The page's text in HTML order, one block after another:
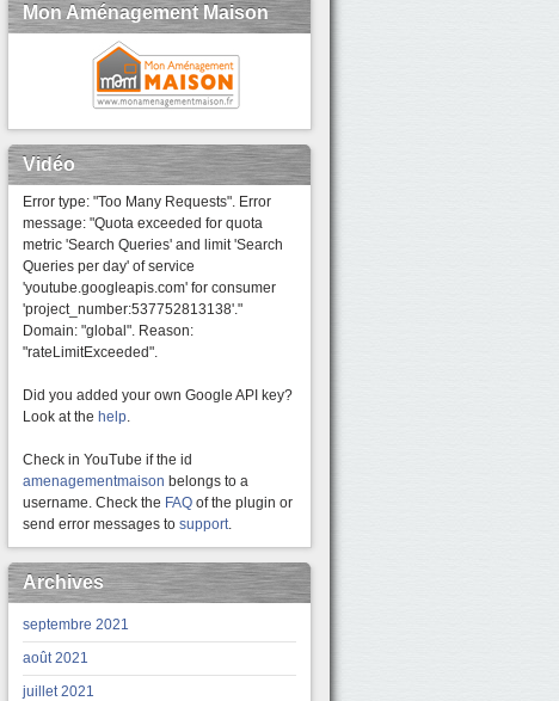
Mon Aménagement Maison
Vidéo
Error type: "Too Many Requests". Error
message: "Quota exceeded for quota
metric 'Search Queries' and limit 'Search
Queries per day' of service
'youtube.googleapis.com' for consumer
'project_number:537752813138'."
Domain: "global". Reason:
"rateLimitExceeded".
Did you added your own Google API key?
Look at the help.
Check in YouTube if the id
amenagementmaison belongs to a
username. Check the FAQ of the plugin or
send error messages to support.
Archives
septembre 2021
août 2021
juillet 2021